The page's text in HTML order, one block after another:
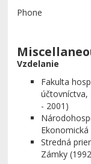
Phone
Vzdelanie
Fakulta
účtovníctva,
- 2001)
Stredná
Zámky